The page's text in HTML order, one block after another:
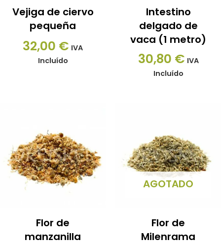
Vejiga de ciervo
pequeña
32,00 € IVA
Incluído
Intestino
delgado de
vaca (1 metro)
30,80 € IVA
Incluído
Flor de
manzanilla
AGOTADO
Flor de
Milenrama